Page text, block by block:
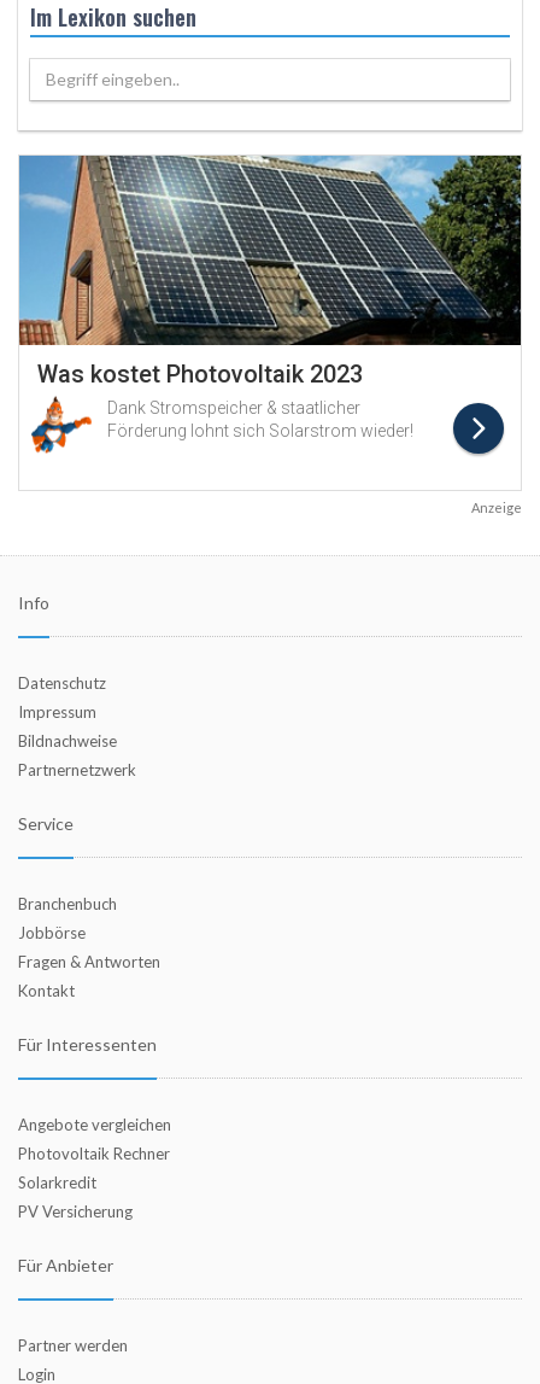
Im Lexikon suchen
Begriff eingeben..
Anzeige
Info
Datenschutz
Impressum
Bildnachweise
Partnernetzwerk
Service
Branchenbuch
Jobbörse
Fragen & Antworten
Kontakt
Für Interessenten
Angebote vergleichen
Photovoltaik Rechner
Solarkredit
PV Versicherung
Für Anbieter
Partner werden
Login